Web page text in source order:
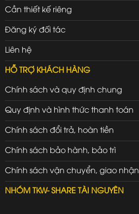
Cần thiết kế riêng
Đăng ký đối tác
Liên hệ
HỖ TRỢ KHÁCH HÀNG
Chính sách và quy định chung
Quy định và hình thức thanh toán
Chính sách đổi trả, hoàn tiền
Chính sách bảo hành, bảo trì
Chính sách vận chuyển, giao nhận
NHÓM TKW- SHARE TÀI NGUYÊN